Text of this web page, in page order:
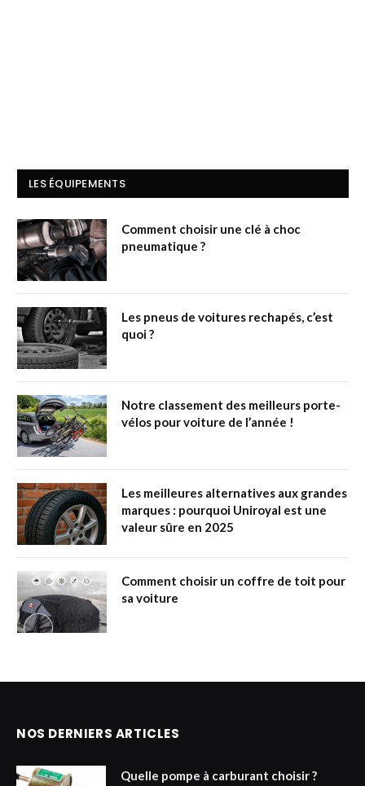
LES ÉQUIPEMENTS
Comment choisir une clé à choc
pneumatique ?
Les pneus de voitures rechapés, c’est
quoi ?
Notre classement des meilleurs porte-
vélos pour voiture de l’année !
Les meilleures alternatives aux grandes
marques : pourquoi Uniroyal est une
valeur sûre en 2025
Comment choisir un coffre de toit pour
sa voiture
NOS DERNIERS ARTICLES
Quelle pompe à carburant choisir ?